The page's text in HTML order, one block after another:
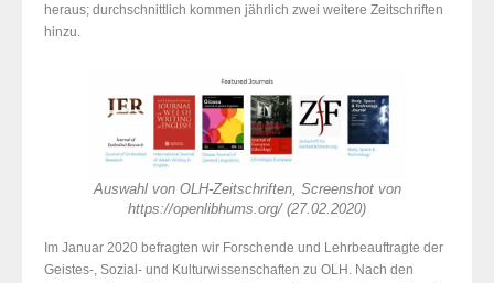
heraus; durchschnittlich kommen jährlich zwei weitere Zeitschriften
hinzu.
Auswahl von OLH-Zeitschriften, Screenshot von
https://openlibhums.org/ (27.02.2020)
Im Januar 2020 befragten wir Forschende und Lehrbeauftragte der
Geistes-, Sozial- und Kulturwissenschaften zu OLH. Nach den